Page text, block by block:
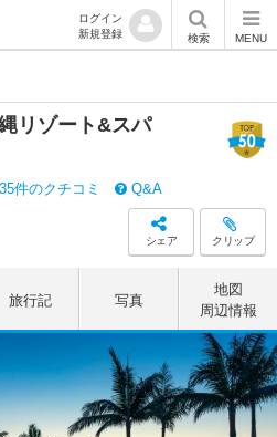
ログイン
新規登録
検索 MENU
リゾート&スパ
件のクチコミ Q&A
シェア クリップ
旅行記 写真
地図
周辺情報